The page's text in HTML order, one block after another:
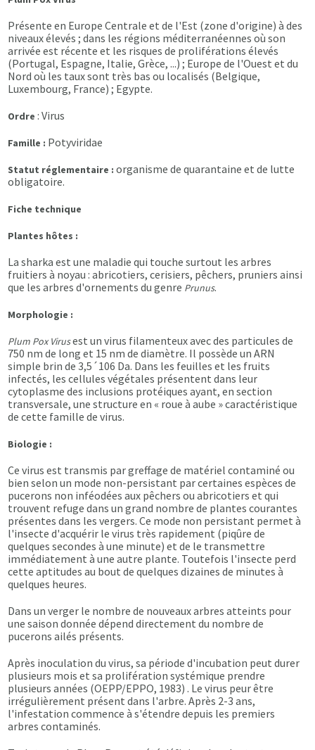
Présente en Europe Centrale et de l'Est (zone d'origine) à des
niveaux élevés ; dans les régions méditerranéennes où son
arrivée est récente et les risques de proliférations élevés
(Portugal, Espagne, Italie, Grèce, ...) ; Europe de l'Ouest et du
Nord où les taux sont très bas ou localisés (Belgique,
Luxembourg, France) ; Egypte.
Ordre : Virus
Famille : Potyviridae
Statut réglementaire : organisme de quarantaine et de lutte
obligatoire.
Fiche technique
Plantes hôtes :
La sharka est une maladie qui touche surtout les arbres
fruitiers à noyau : abricotiers, cerisiers, pêchers, pruniers ainsi
que les arbres d'ornements du genre Prunus.
Morphologie :
Plum Pox Virusest un virus filamenteux avec des particules de
750 nm de long et 15 nm de diamètre. Il possède un ARN
simple brin de 3,5´106 Da. Dans les feuilles et les fruits
infectés, les cellules végétales présentent dans leur
cytoplasme des inclusions protéiques ayant, en section
transversale, une structure en « roue à aube » caractéristique
de cette famille de virus.
Biologie :
Ce virus est transmis par greffage de matériel contaminé ou
bien selon un mode non-persistant par certaines espèces de
pucerons non inféodées aux pêchers ou abricotiers et qui
trouvent refuge dans un grand nombre de plantes courantes
présentes dans les vergers. Ce mode non persistant permet à
l'insecte d'acquérir le virus très rapidement (piqûre de
quelques secondes à une minute) et de le transmettre
immédiatement à une autre plante. Toutefois l'insecte perd
cette aptitudes au bout de quelques dizaines de minutes à
quelques heures.
Dans un verger le nombre de nouveaux arbres atteints pour
une saison donnée dépend directement du nombre de
pucerons ailés présents.
Après inoculation du virus, sa période d'incubation peut durer
plusieurs mois et sa prolifération systémique prendre
plusieurs années (OEPP/EPPO, 1983) . Le virus peur être
irrégulièrement présent dans l'arbre. Après 2-3 ans,
l'infestation commence à s'étendre depuis les premiers
arbres contaminés.